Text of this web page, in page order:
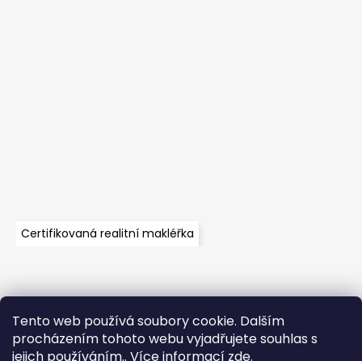
Tento web používá soubory cookie. Dalším
procházením tohoto webu vyjadřujete souhlas s
jejich používáním.. Více informací zde.
Certifikovaná realitní makléřka
Velkoobchod Časté dotazy Obchodní podmínky
Kontakt Vzorník mechů
Mechové stěny a zakázková výroba